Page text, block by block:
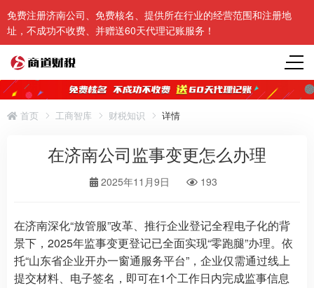
免费注册济南公司、免费核名、提供所在行业的经营范围和注册地
址，不成功不收费、并赠送60天代理记账服务！
首页 工商智库 财税知识 详情
在济南公司监事变更怎么办理
2025年11月9日 193
在济南深化“放管服”改革、推行企业登记全程电子化的背
景下，2025年监事变更登记已全面实现“零跑腿”办理。依
托“山东省企业开办一窗通服务平台”，企业仅需通过线上
提交材料、电子签名，即可在1个工作日内完成监事信息